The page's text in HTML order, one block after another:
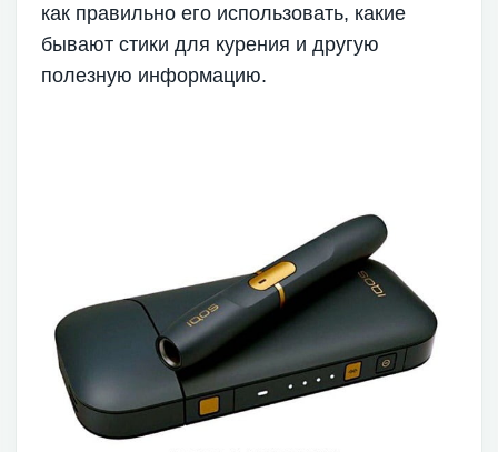
как правильно его использовать, какие
бывают стики для курения и другую
полезную информацию.